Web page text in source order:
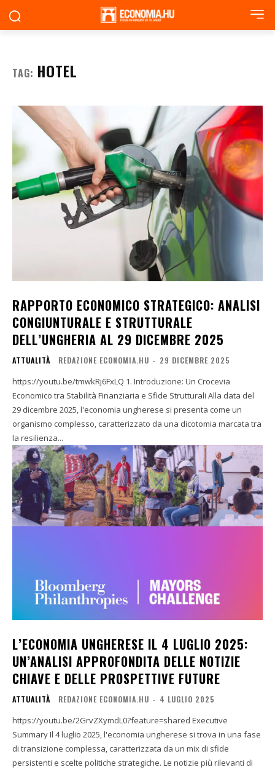
TAG: HOTEL
RAPPORTO ECONOMICO STRATEGICO: ANALISI
CONGIUNTURALE E STRUTTURALE
DELL’UNGHERIA AL 29 DICEMBRE 2025
ATTUALITÀ REDAZIONE ECONOMIA.HU - 29 DICEMBRE 2025
https://youtu.be/tmwkRj6FxLQ 1. Introduzione: Un Crocevia
Economico tra Stabilità Finanziaria e Sfide Strutturali Alla data del
29 dicembre 2025, l'economia ungherese si presenta come un
organismo complesso, caratterizzato da una dicotomia marcata tra
la resilienza...
L’ECONOMIA UNGHERESE IL 4 LUGLIO 2025:
UN’ANALISI APPROFONDITA DELLE NOTIZIE
CHIAVE E DELLE PROSPETTIVE FUTURE
ATTUALITÀ REDAZIONE ECONOMIA.HU - 4 LUGLIO 2025
https://youtu.be/2GrvZXymdL0?feature=shared Executive
Summary Il 4 luglio 2025, l'economia ungherese si trova in una fase
di transizione complessa, caratterizzata da un mix di sfide
persistenti e scelte politiche strategiche. Le notizie più rilevanti di